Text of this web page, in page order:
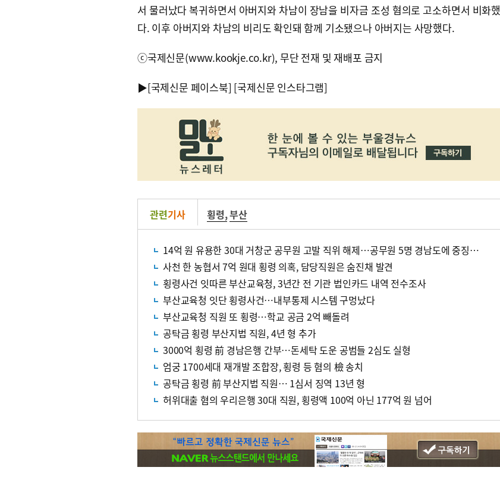
서 물러났다 복귀하면서 아버지와 차남이 장남을 비자금 조성 혐의로 고소하면서 비화했
다. 이후 아버지와 차남의 비리도 확인돼 함께 기소됐으나 아버지는 사망했다.
ⓒ국제신문(www.kookje.co.kr), 무단 전재 및 재배포 금지
▶[국제신문 페이스북] [국제신문 인스타그램]
관련기사 횡령,부산
14억 원 유용한 30대 거창군 공무원 고발 직위 해제…공무원 5명 경남도에 중징계 요구
사천 한 농협서 7억 원대 횡령 의혹, 담당직원은 숨진채 발견
횡령사건 잇따른 부산교육청, 3년간 전 기관 법인카드 내역 전수조사
부산교육청 잇단 횡령사건…내부통제 시스템 구멍났다
부산교육청 직원 또 횡령…학교 공금 2억 빼돌려
공탁금 횡령 부산지법 직원, 4년 형 추가
3000억 횡령 前 경남은행 간부…돈세탁 도운 공범들 2심도 실형
엄궁 1700세대 재개발 조합장, 횡령 등 혐의 檢 송치
공탁금 횡령 前 부산지법 직원… 1심서 징역 13년 형
허위대출 혐의 우리은행 30대 직원, 횡령액 100억 아닌 177억 원 넘어